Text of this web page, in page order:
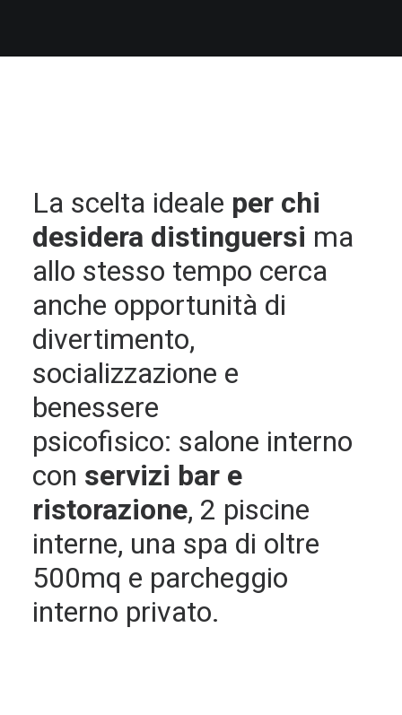
La scelta ideale per chi
desidera distinguersi ma
allo stesso tempo cerca
anche opportunità di
divertimento,
socializzazione e
benessere
psicofisico: salone interno
con servizi bar e
ristorazione, 2 piscine
interne, una spa di oltre
500mq e parcheggio
interno privato.